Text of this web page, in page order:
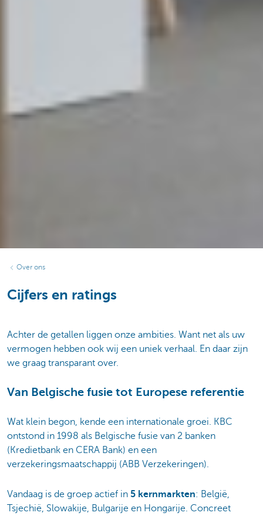
Over ons
Cijfers en ratings
Achter de getallen liggen onze ambities. Want net als uw
vermogen hebben ook wij een uniek verhaal. En daar zijn
we graag transparant over.
Van Belgische fusie tot Europese referentie
Wat klein begon, kende een internationale groei. KBC
ontstond in 1998 als Belgische fusie van 2 banken
(Kredietbank en CERA Bank) en een
verzekeringsmaatschappij (ABB Verzekeringen).
Vandaag is de groep actief in 5 kernmarkten: België,
Tsjechië, Slowakije, Bulgarije en Hongarije. Concreet